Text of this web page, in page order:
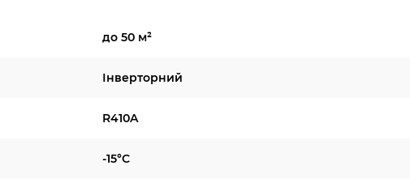
до 50 м²
Інверторний
R410A
-15°C